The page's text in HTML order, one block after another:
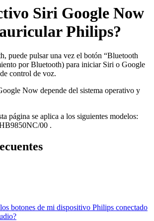
Siri Google Now
Philips?
puede pulsar una vez el botón “Bluetooth
por Bluetooth) para iniciar Siri o Google
control de voz.
Now depende del sistema operativo y
página se aplica a los siguientes modelos:
00 .
botones de mi dispositivo Philips conectado